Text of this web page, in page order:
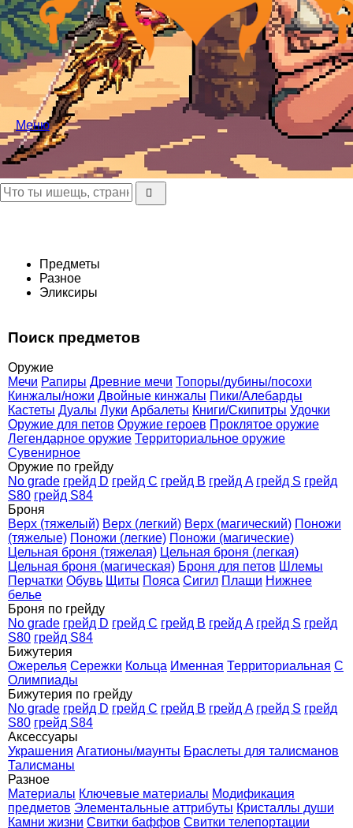
Меню
Предметы
Разное
Эликсиры
Поиск предметов
Оружие
Мечи Рапиры Древние мечи Топоры/дубины/посохи
Кинжалы/ножи Двойные кинжалы Пики/Алебарды
Кастеты Дуалы Луки Арбалеты Книги/Скипитры Удочки
Оружие для петов Оружие героев Проклятое оружие
Легендарное оружие Территориальное оружие
Сувенирное
Оружие по грейду
No grade грейд D грейд C грейд B грейд A грейд S грейд
S80 грейд S84
Броня
Верх (тяжелый) Верх (легкий) Верх (магический) Поножи
(тяжелые) Поножи (легкие) Поножи (магические)
Цельная броня (тяжелая) Цельная броня (легкая)
Цельная броня (магическая) Броня для петов Шлемы
Перчатки Обувь Щиты Пояса Сигил Плащи Нижнее
белье
Броня по грейду
No grade грейд D грейд C грейд B грейд A грейд S грейд
S80 грейд S84
Бижутерия
Ожерелья Сережки Кольца Именная Территориальная С
Олимпиады
Бижутерия по грейду
No grade грейд D грейд C грейд B грейд A грейд S грейд
S80 грейд S84
Аксессуары
Украшения Агатионы/маунты Браслеты для талисманов
Талисманы
Разное
Материалы Ключевые материалы Модификация
предметов Элементальные аттрибуты Кристаллы души
Камни жизни Свитки баффов Свитки телепортации